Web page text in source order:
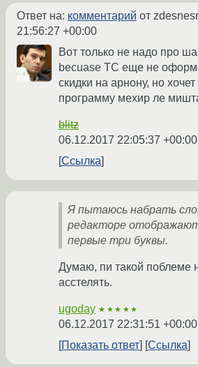
Ответ на: комментарий от
21:56:27 +00:00
Вот только не надо про
becuase ТС еще не
скидки на арнону, но
программу мехир ле
blitz
06.12.2017 22:05:37 +00:00
Ссылка
Я пытаюсь набрать
редакторе
первые три буквы.
Думаю, пи такой поблеме
асстелять.
ugoday ★★★★★
06.12.2017 22:31:51 +00:00
Показать ответ
Ссылка